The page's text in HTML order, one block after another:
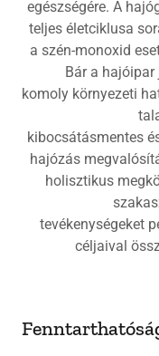
egészségére. A
teljes életciklusa
a szén-monoxid
Bár a
komoly környezeti
kibocsátásmentes
hajózás
holisztikus
tevékenységeket
céljaival